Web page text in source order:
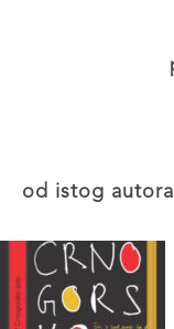
od istog